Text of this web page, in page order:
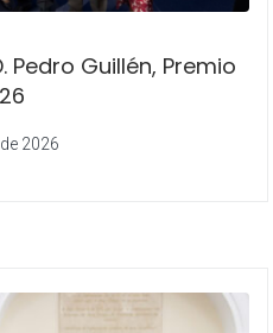
Pedro Guillén, Premio
2026